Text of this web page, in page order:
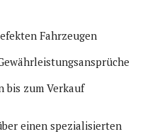
Fahrzeugen
bis zum Verkauf
einen spezialisierten